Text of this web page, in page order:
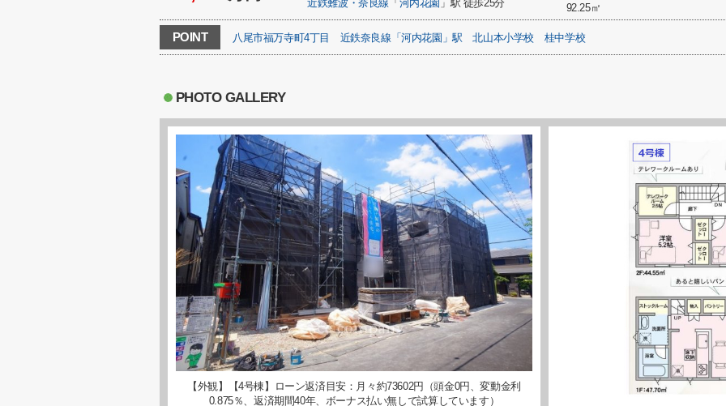
近鉄難波・奈良線 「 河内花園 」駅 徒歩25分 92.25㎡
POINT 八尾市福万寺町4丁目 近鉄奈良線「河内花園」駅 北山本小学校 桂中学校
PHOTO GALLERY
【外観】【4号棟】ローン返済目安：月々約73602円（頭金0円、変動金利
0.875％、返済期間40年、ボーナス払い無しで試算しています）